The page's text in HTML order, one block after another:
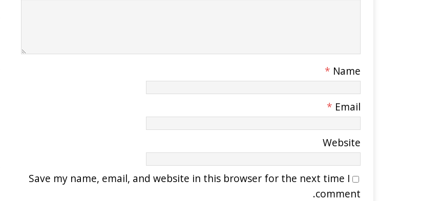
Name
*
Email
*
Website
Save my name, email, and website in this browser for the next time I
comment.